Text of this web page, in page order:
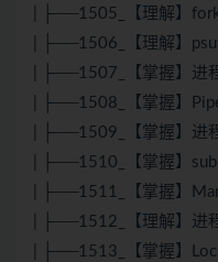
| ├──1505_【理解】
| ├──1506_【理解】
| ├──1507_【掌握】进
| ├──1508_【掌握】
| ├──1509_【掌握】进
| ├──1510_【掌握】
| ├──1511_【掌握】
| ├──1512_【理解】进
| ├──1513_【掌握】